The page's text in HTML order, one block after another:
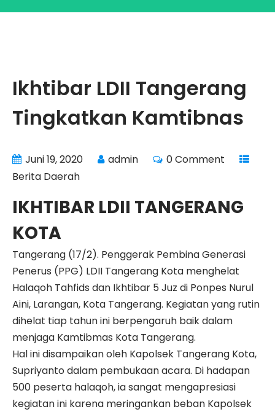
Ikhtibar LDII Tangerang
Tingkatkan Kamtibnas
Juni 19, 2020 admin
0 Comment
Berita Daerah
IKHTIBAR LDII TANGERANG
KOTA
Tangerang (17/2). Penggerak Pembina Generasi
Penerus (PPG) LDII Tangerang Kota menghelat
Halaqoh Tahfids dan Ikhtibar 5 Juz di Ponpes Nurul
Aini, Larangan, Kota Tangerang. Kegiatan yang rutin
dihelat tiap tahun ini berpengaruh baik dalam
menjaga Kamtibmas Kota Tangerang.
Hal ini disampaikan oleh Kapolsek Tangerang Kota,
Supriyanto dalam pembukaan acara. Di hadapan
500 peserta halaqoh, ia sangat mengapresiasi
kegiatan ini karena meringankan beban Kapolsek